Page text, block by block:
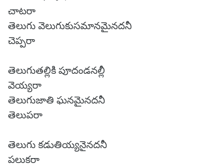
చాటరా
తెలుగు వెలుగుకుసమానమైనదనీ
చెప్పరా
తెలుగుతల్లికి పూదండనల్లీ
వెయ్యరా
తెలుగుజాతి ఘనమైనదనీ
తెలుపరా
తెలుగు కడుతియ్యనైనదనీ
పలుకరా